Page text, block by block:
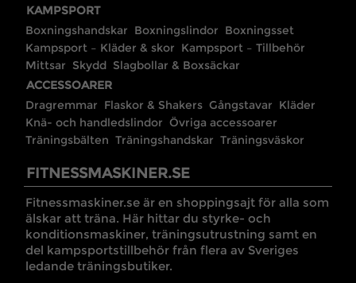
KAMPSPORT
Boxningshandskar Boxningslindor Boxningsset
Kampsport – Kläder & skor Kampsport – Tillbehör
Mittsar Skydd Slagbollar & Boxsäckar
ACCESSOARER
Dragremmar Flaskor & Shakers Gångstavar Kläder
Knä- och handledslindor Övriga accessoarer
Träningsbälten Träningshandskar Träningsväskor
FITNESSMASKINER.SE
Fitnessmaskiner.se är en shoppingsajt för alla som
älskar att träna. Här hittar du styrke- och
konditionsmaskiner, träningsutrustning samt en
del kampsportstillbehör från flera av Sveriges
ledande träningsbutiker.